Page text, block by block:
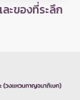
ของที่ระลึก